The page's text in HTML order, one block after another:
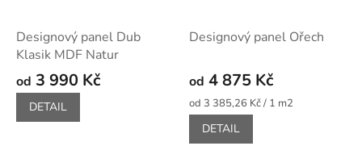
Designový panel Dub
Klasik MDF Natur
od 3 990 Kč
DETAIL
Designový panel Ořech
od 4 875 Kč
Měrná
cena:
od 3 385,26 Kč / 1 m2
DETAIL